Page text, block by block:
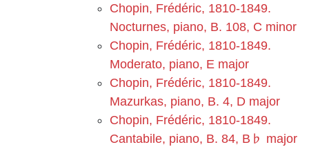
Chopin, Frédéric, 1810-1849.
Nocturnes, piano, B. 108, C minor
Chopin, Frédéric, 1810-1849.
Moderato, piano, E major
Chopin, Frédéric, 1810-1849.
Mazurkas, piano, B. 4, D major
Chopin, Frédéric, 1810-1849.
Cantabile, piano, B. 84, B♭ major